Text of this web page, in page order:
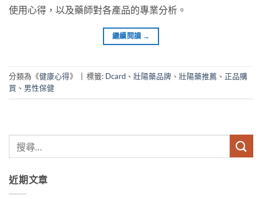
使用心得，以及藥師對各產品的專業分析。
繼續閱讀 →
分類為《健康心得》 標籤: Dcard 、 壯陽藥品牌 、 壯陽藥推薦 、 正品購
買 、 男性保健
近期文章